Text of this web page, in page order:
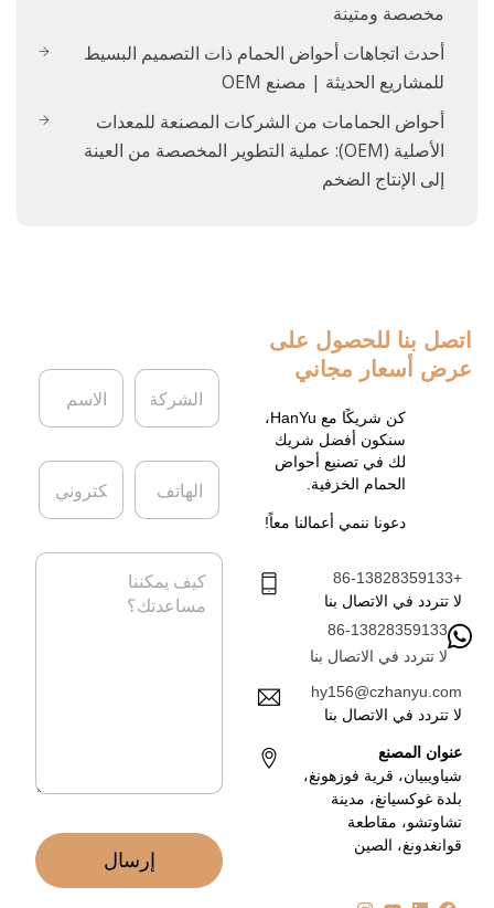
مخصصة ومتينة
أحدث اتجاهات أحواض الحمام ذات التصميم البسيط
للمشاريع الحديثة | مصنع OEM
أحواض الحمامات من الشركات المصنعة للمعدات
الأصلية (OEM): عملية التطوير المخصصة من العينة
إلى الإنتاج الضخم
اتصل بنا للحصول على
عرض أسعار مجاني
كن شريكًا مع HanYu،
سنكون أفضل شريك
لك في تصنيع أحواض
الحمام الخزفية.
دعونا ننمي أعمالنا معاً!
+86-13828359133
لا تتردد في الاتصال بنا
86-13828359133
لا تتردد في الاتصال بنا
hy156@czhanyu.com
لا تتردد في الاتصال بنا
عنوان المصنع
شياويبيان، قرية فوزهونغ،
بلدة غوكسيانغ، مدينة
تشاوتشو، مقاطعة
قوانغدونغ، الصين
ا
ا
م
ا
ش
ك
ا
ب
ي
ا
ه
ت
ف
ا
إرسال